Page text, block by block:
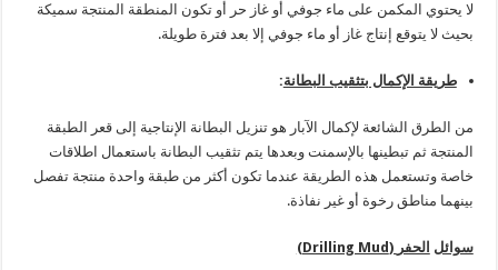
لا يحتوي المكمن على ماء جوفي أو غاز حر أو تكون المنطقة المنتجة سميكة
بحيث لا يتوقع إنتاج غاز أو ماء جوفي إلا بعد فترة طويلة.
طريقة الإكمال بتثقيب البطانة:
من الطرق الشائعة لإكمال الآبار هو تنزيل البطانة الإنتاجية إلى قعر الطبقة
المنتجة ثم تبطينها بالإسمنت وبعدها يتم تثقيب البطانة باستعمال اطلاقات
خاصة وتستعمل هذه الطريقة عندما تكون أكثر من طبقة واحدة منتجة تفصل
بينهما مناطق رخوة أو غير نفاذة.
سوائل الحفر (
Drilling Mud
)